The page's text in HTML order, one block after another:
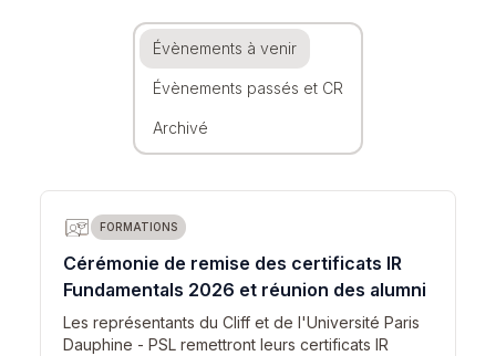
Évènements à venir
Évènements passés et CR
Archivé
FORMATIONS
Cérémonie de remise des certificats IR
Fundamentals 2026 et réunion des alumni
Les représentants du Cliff et de l'Université Paris
Dauphine - PSL remettront leurs certificats IR